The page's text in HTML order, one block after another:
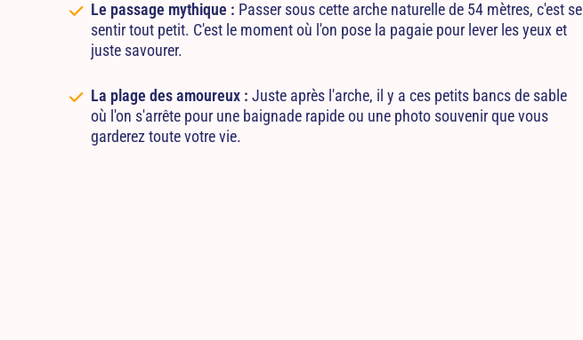
Le passage mythique : Passer sous cette arche naturelle de 54 mètres, c'est se
sentir tout petit. C'est le moment où l'on pose la pagaie pour lever les yeux et
juste savourer.
La plage des amoureux : Juste après l'arche, il y a ces petits bancs de sable
où l'on s'arrête pour une baignade rapide ou une photo souvenir que vous
garderez toute votre vie.